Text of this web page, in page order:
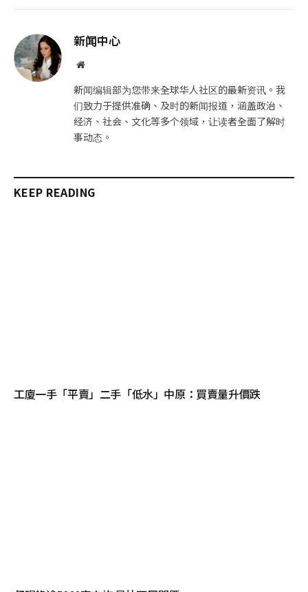
新闻中心
网
新闻编辑部为您带来全球华人社区的最新资讯。我
们致力于提供准确、及时的新闻报道，涵盖政治、
经济、社会、文化等多个领域，让读者全面了解时
事动态。
KEEP READING
工廈一手「平賣」二手「低水」中原：買賣量升價跌